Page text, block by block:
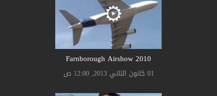
Farnborough Airshow 2010
01 كانون الثاني 2013, 12:00 ص